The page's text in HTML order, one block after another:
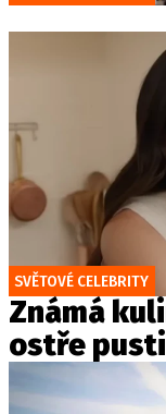
SVĚTOVÉ CELEBRITY
Známá
ostře